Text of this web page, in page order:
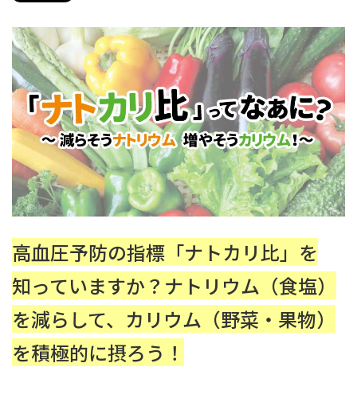
高血圧予防の指標「ナトカリ比」を
知っていますか？ナトリウム（食塩）
を減らして、カリウム（野菜・果物）
を積極的に摂ろう！